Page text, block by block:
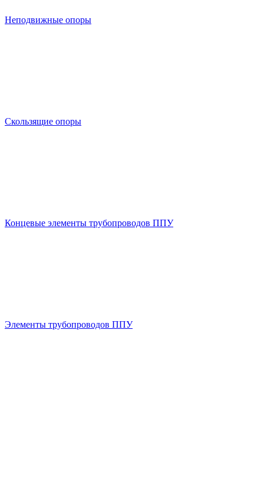
Неподвижные опоры
Скользящие опоры
Концевые элементы трубопроводов ППУ
Элементы трубопроводов ППУ